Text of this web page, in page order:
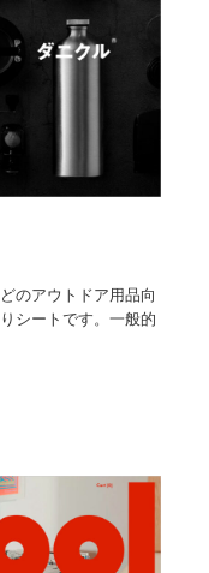
のアウトドア用品向
シートです。一般的